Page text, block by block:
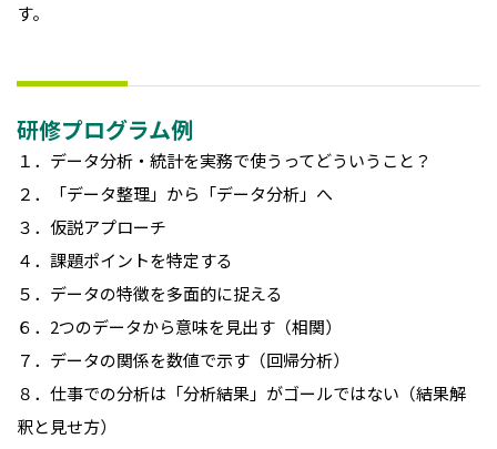
す。
研修プログラム例
１．データ分析・統計を実務で使うってどういうこと？
２．「データ整理」から「データ分析」へ
３．仮説アプローチ
４．課題ポイントを特定する
５．データの特徴を多面的に捉える
６．2つのデータから意味を見出す（相関）
７．データの関係を数値で示す（回帰分析）
８．仕事での分析は「分析結果」がゴールではない（結果解
釈と見せ方）